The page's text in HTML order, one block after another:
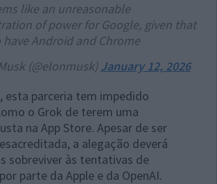
like an unreasonable
of power for Google, given that
have Android and Chrome
(@elonmusk) January 12, 2026
esta parceria tem impedido
o Grok de terem uma
na App Store. Apesar de ser
a alegação deverá
sobreviver às tentativas de
parte da Apple e da OpenAI.